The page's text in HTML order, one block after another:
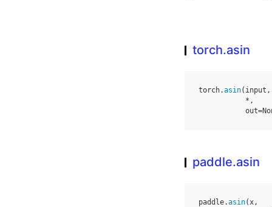
torch.asin
torch.asin( input ,
* ,
out=
paddle.asin
paddle.asin(x,